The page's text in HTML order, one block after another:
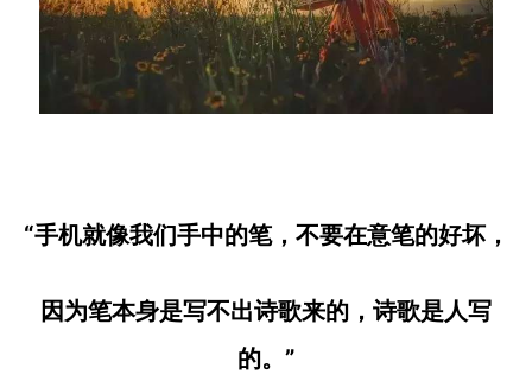
“手机就像我们手中的笔，不要在意笔的好坏，
因为笔本身是写不出诗歌来的，诗歌是人写
的。”